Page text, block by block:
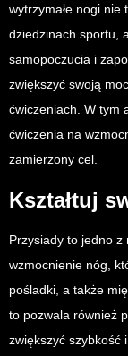
wytrzymałe nogi nie
dziedzinach sportu,
samopoczucia i
zwiększyć swoją
ćwiczeniach. W tym
ćwiczenia na
zamierzony cel.
Kształtuj
Przysiady to jedno z
wzmocnienie nóg,
pośladki, a także
to pozwala również
zwiększyć szybkość